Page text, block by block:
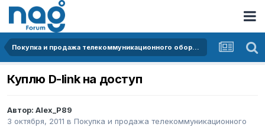
Покупка и продажа телекоммуникационного оборудования
Куплю D-link на доступ
Автор: Alex_P89
3 октября, 2011 в Покупка и продажа телекоммуникационного